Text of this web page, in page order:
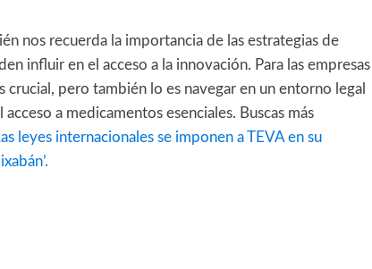
nos recuerda la importancia de las estrategias de
influir en el acceso a la innovación. Para las empresas
pero también lo es navegar en un entorno legal
a medicamentos esenciales. Buscas más
leyes internacionales se imponen a TEVA en su